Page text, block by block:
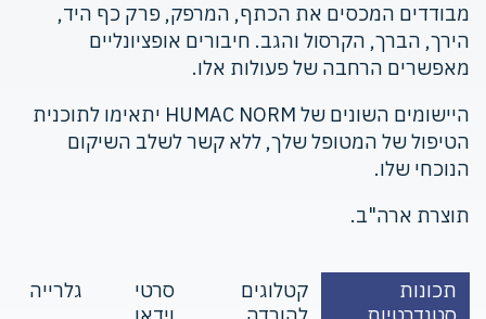
מבודדים המכסים את הכתף, המרפק, פרק כף היד,
הירך, הברך, הקרסול והגב. חיבורים אופציונליים
מאפשרים הרחבה של פעולות אלו.
היישומים השונים של HUMAC NORM יתאימו לתוכנית
הטיפול של המטופל שלך, ללא קשר לשלב השיקום
הנוכחי שלו.
תוצרת ארה"ב.
תכונות
קטלוגים
סרטי
גלרייה